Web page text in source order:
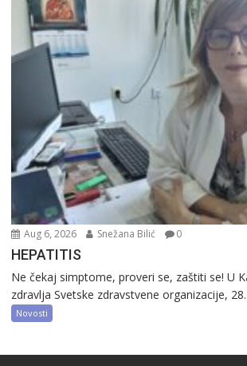
Aug 6, 2026 Snežana Bilić 0
HEPATITIS
Ne čekaj simptome, proveri se, zaštiti se! U
zdravlja Svetske zdravstvene organizacije, 28.
Novosti